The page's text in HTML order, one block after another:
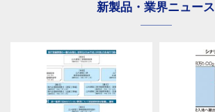
新製品・業界ニュース